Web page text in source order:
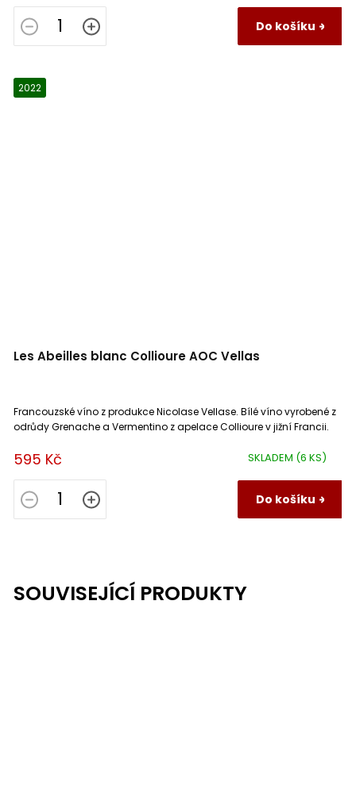
Do košíku
2022
Les Abeilles blanc Collioure AOC Vellas
SKLADEM (6 KS)
595 Kč
Do košíku
Francouzské víno z produkce Nicolase Vellase. Bílé víno vyrobené z
odrůdy Grenache a Vermentino z apelace Collioure v jižní Francii.
SOUVISEJÍCÍ PRODUKTY